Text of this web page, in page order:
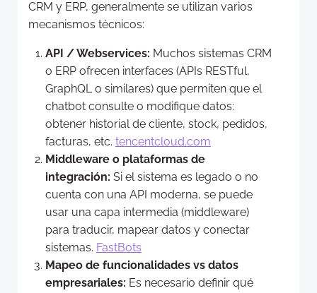
CRM y ERP, generalmente se utilizan varios
mecanismos técnicos:
API / Webservices: Muchos sistemas CRM
o ERP ofrecen interfaces (APIs RESTful,
GraphQL o similares) que permiten que el
chatbot consulte o modifique datos:
obtener historial de cliente, stock, pedidos,
facturas, etc. tencentcloud.com
Middleware o plataformas de
integración: Si el sistema es legado o no
cuenta con una API moderna, se puede
usar una capa intermedia (middleware)
para traducir, mapear datos y conectar
sistemas. FastBots
Mapeo de funcionalidades vs datos
empresariales: Es necesario definir qué